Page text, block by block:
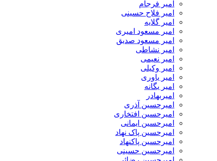
امیر فرجام
امیر فلاح حسینی
امیر گلایه
امیر مسعود امیری
امیر مسعود صدیق
امیر نشاطی
امیر نعیمی
امیر وکیلی
امیر یاوری
امیر یگانه
امیربهادر
امیرحسین آذری
امیرحسین افتخاری
امیرحسین ایمانی
امیرحسین پاک نهاد
امیرحسین پاکنهاد
امیرحسین حسینی